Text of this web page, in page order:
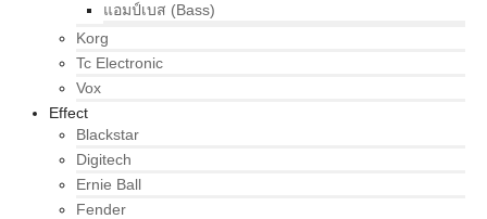
แอมป์เบส (Bass)
Korg
Tc Electronic
Vox
Effect
Blackstar
Digitech
Ernie Ball
Fender